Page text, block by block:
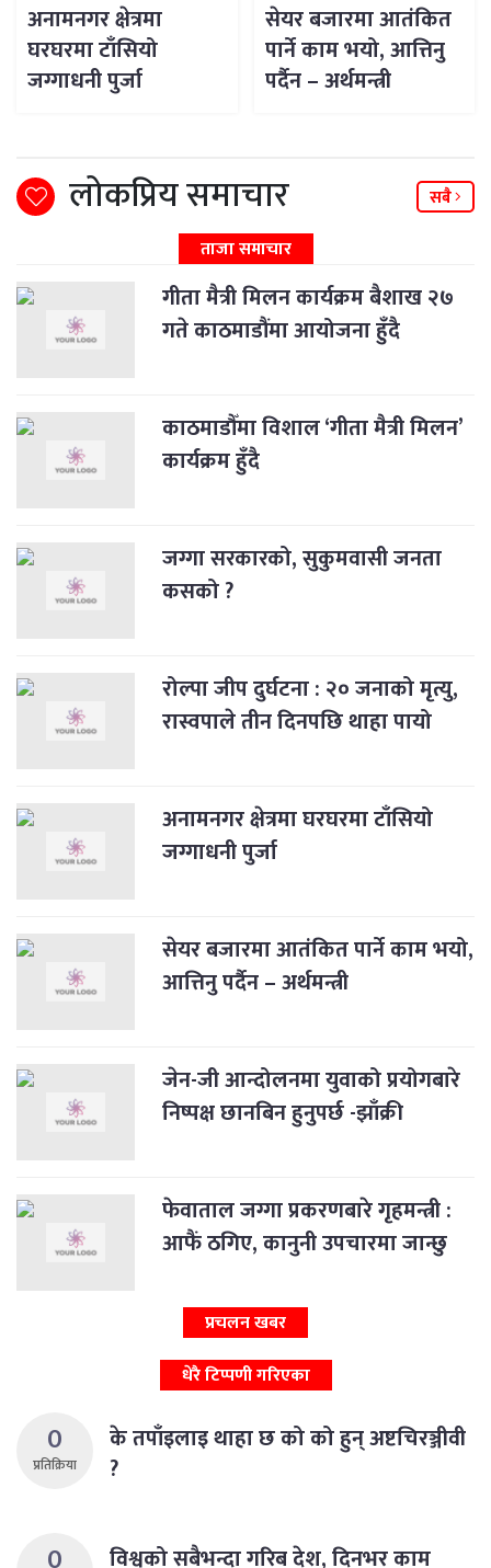
अनामनगर क्षेत्रमा
घरघरमा टाँसियो
जग्गाधनी पुर्जा
सेयर बजारमा आतंकित
पार्ने काम भयो, आत्तिनु
पर्दैन – अर्थमन्त्री
लोकप्रिय समाचार सबै
ताजा समाचार
गीता मैत्री मिलन कार्यक्रम बैशाख २७
गते काठमाडौंमा आयोजना हुँदै
काठमाडौँमा विशाल ‘गीता मैत्री मिलन’
कार्यक्रम हुँदै
जग्गा सरकारको, सुकुमवासी जनता
कसको ?
रोल्पा जीप दुर्घटना : २० जनाको मृत्यु,
रास्वपाले तीन दिनपछि थाहा पायो
अनामनगर क्षेत्रमा घरघरमा टाँसियो
जग्गाधनी पुर्जा
सेयर बजारमा आतंकित पार्ने काम भयो,
आत्तिनु पर्दैन – अर्थमन्त्री
जेन-जी आन्दोलनमा युवाको प्रयोगबारे
निष्पक्ष छानबिन हुनुपर्छ -झाँक्री
फेवाताल जग्गा प्रकरणबारे गृहमन्त्री :
आफैं ठगिए, कानुनी उपचारमा जान्छु
प्रचलन खबर
धेरै टिप्पणी गरिएका
0
प्रतिक्रिया
के तपाँइलाइ थाहा छ को को हुन् अष्टचिरञ्जीवी
?
विश्वको सबैभन्दा गरिब देश, दिनभर काम